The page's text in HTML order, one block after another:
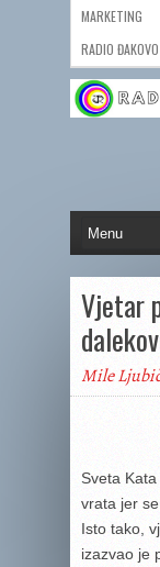
MARKETING
RADIO ĐAKOVO
Vjetar
Mile
Sveta
vrata jer
Isto tako,
izazvao je